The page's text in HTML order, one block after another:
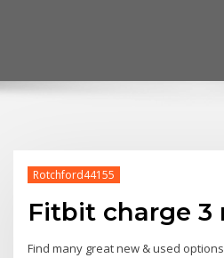
Rotchford44155
Fitbit charge 3
Find many great new & used